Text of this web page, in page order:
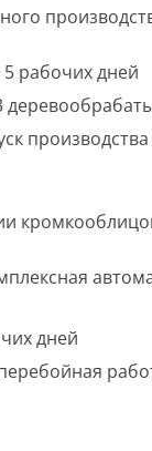
рабочих дней
дней